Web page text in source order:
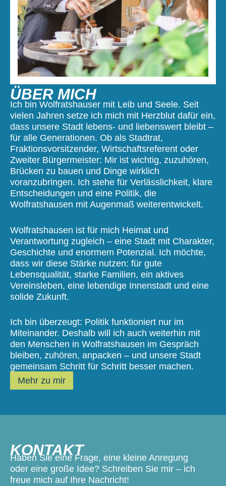
ÜBER MICH
Ich bin Wolfratshauser mit Leib und Seele. Seit
vielen Jahren setze ich mich mit Herzblut dafür ein,
dass unsere Stadt lebens- und liebenswert bleibt –
für alle Generationen. Ob als Stadtrat,
Fraktionsvorsitzender, Wirtschaftsreferent oder
Zweiter Bürgermeister: Mir ist wichtig, zuzuhören,
Brücken zu bauen und Dinge wirklich
voranzubringen. Ich stehe für Verlässlichkeit, klare
Entscheidungen und eine Politik, die
Wolfratshausen mit Augenmaß weiterentwickelt.
Wolfratshausen ist für mich Heimat und
Verantwortung zugleich – eine Stadt mit Charakter,
Geschichte und enormem Potenzial. Ich möchte,
dass wir diese Stärke nutzen: für gute
Lebensqualität, starke Familien, ein aktives
Vereinsleben, eine lebendige Innenstadt und eine
solide Zukunft.
Ich bin überzeugt: Politik funktioniert nur im
Miteinander. Deshalb will ich auch weiterhin mit
den Menschen in Wolfratshausen im Gespräch
bleiben, zuhören, anpacken – und unsere Stadt
gemeinsam Schritt für Schritt besser machen.
Mehr zu mir
KONTAKT
Haben Sie eine Frage, eine kleine Anregung
oder eine große Idee? Schreiben Sie mir – ich
freue mich auf Ihre Nachricht!